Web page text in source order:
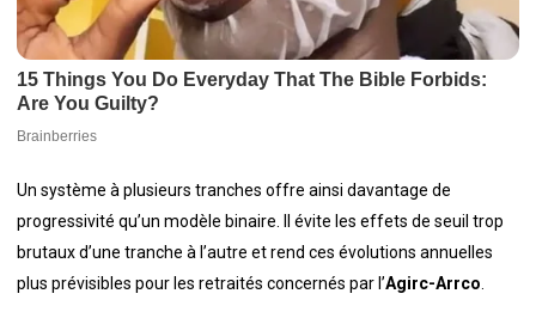
Un système à plusieurs tranches offre ainsi davantage de
progressivité qu’un modèle binaire. Il évite les effets de seuil trop
brutaux d’une tranche à l’autre et rend ces évolutions annuelles
plus prévisibles pour les retraités concernés par l’Agirc-Arrco.